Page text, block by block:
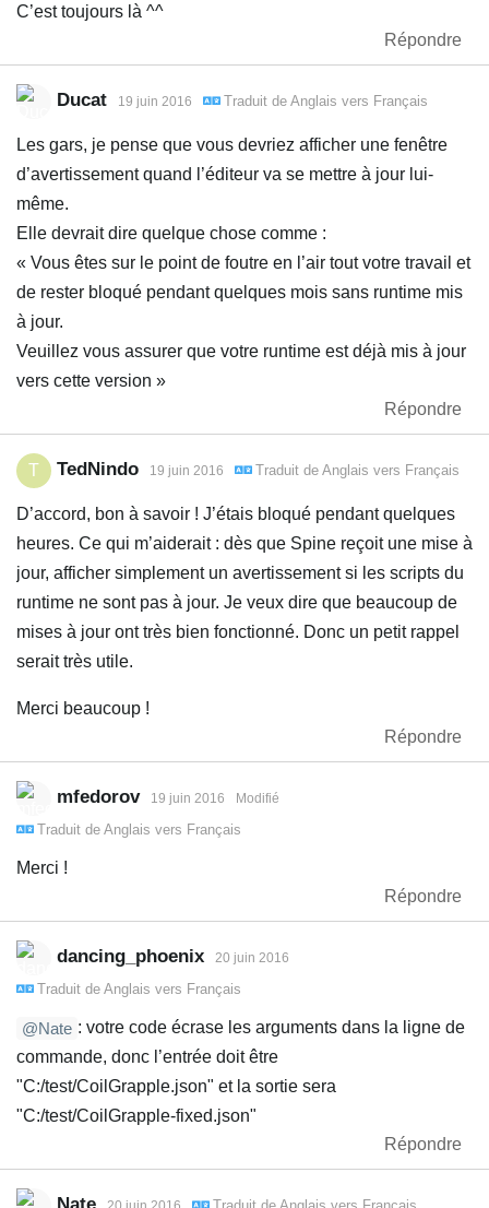
C’est toujours là ^^
Répondre
Ducat 19 juin 2016 Traduit de Anglais vers Français
Les gars, je pense que vous devriez afficher une fenêtre
d’avertissement quand l’éditeur va se mettre à jour lui-
même.
Elle devrait dire quelque chose comme :
« Vous êtes sur le point de foutre en l’air tout votre travail et
de rester bloqué pendant quelques mois sans runtime mis
à jour.
Veuillez vous assurer que votre runtime est déjà mis à jour
vers cette version »
Répondre
T TedNindo 19 juin 2016 Traduit de Anglais vers Français
D’accord, bon à savoir ! J’étais bloqué pendant quelques
heures. Ce qui m’aiderait : dès que Spine reçoit une mise à
jour, afficher simplement un avertissement si les scripts du
runtime ne sont pas à jour. Je veux dire que beaucoup de
mises à jour ont très bien fonctionné. Donc un petit rappel
serait très utile.
Merci beaucoup !
Répondre
mfedorov 19 juin 2016 Modifié
Traduit de Anglais vers Français
Merci !
Répondre
dancing_phoenix 20 juin 2016
Traduit de Anglais vers Français
@Nate : votre code écrase les arguments dans la ligne de
commande, donc l’entrée doit être
"C:/test/CoilGrapple.json" et la sortie sera
"C:/test/CoilGrapple-fixed.json"
Répondre